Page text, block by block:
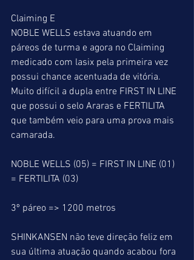
Claiming E
NOBLE WELLS estava atuando em
páreos de turma e agora no Claiming
medicado com lasix pela primeira vez
possui chance acentuada de vitória.
Muito difícil a dupla entre FIRST IN LINE
que possui o selo Araras e FERTILITA
que também veio para uma prova mais
camarada.
NOBLE WELLS (05) = FIRST IN LINE (01)
= FERTILITA (03)
3º páreo => 1200 metros
SHINKANSEN não teve direção feliz em
sua última atuação quando acabou fora